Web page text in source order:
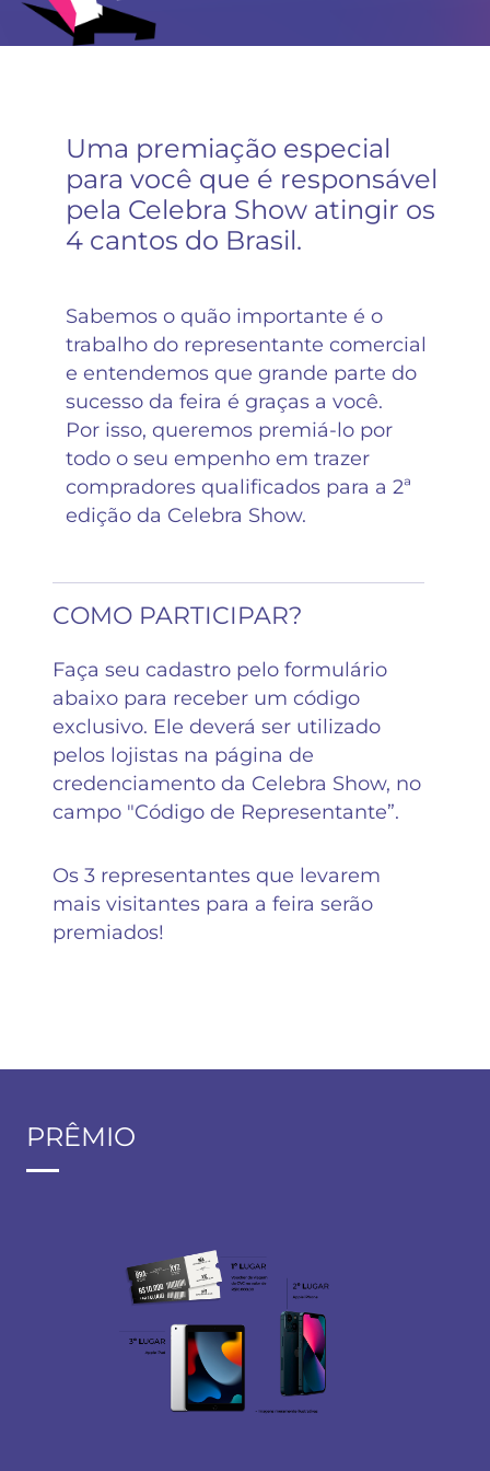
Uma premiação especial
para você que é responsável
pela Celebra Show atingir os
4 cantos do Brasil.
Sabemos o quão importante é o
trabalho do representante comercial
e entendemos que grande parte do
sucesso da feira é graças a você.
Por isso, queremos premiá-lo por
todo o seu empenho em trazer
compradores qualificados para a 2ª
edição da Celebra Show.
COMO PARTICIPAR?
Faça seu cadastro pelo formulário
abaixo para receber um código
exclusivo. Ele deverá ser utilizado
pelos lojistas na página de
credenciamento da Celebra Show, no
campo "Código de Representante”.
Os 3 representantes que levarem
mais visitantes para a feira serão
premiados!
PRÊMIO